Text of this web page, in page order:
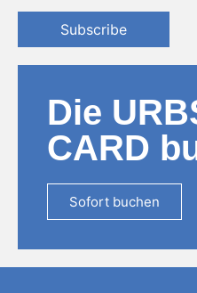
Subscribe
Die
CARD
Sofort buchen